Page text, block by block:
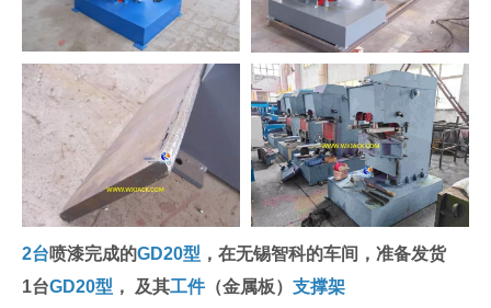
2台喷漆完成的GD20型 ，在无锡智科的车间，准备发货
1台GD20型 ， 及其工件（金属板） 支撑架